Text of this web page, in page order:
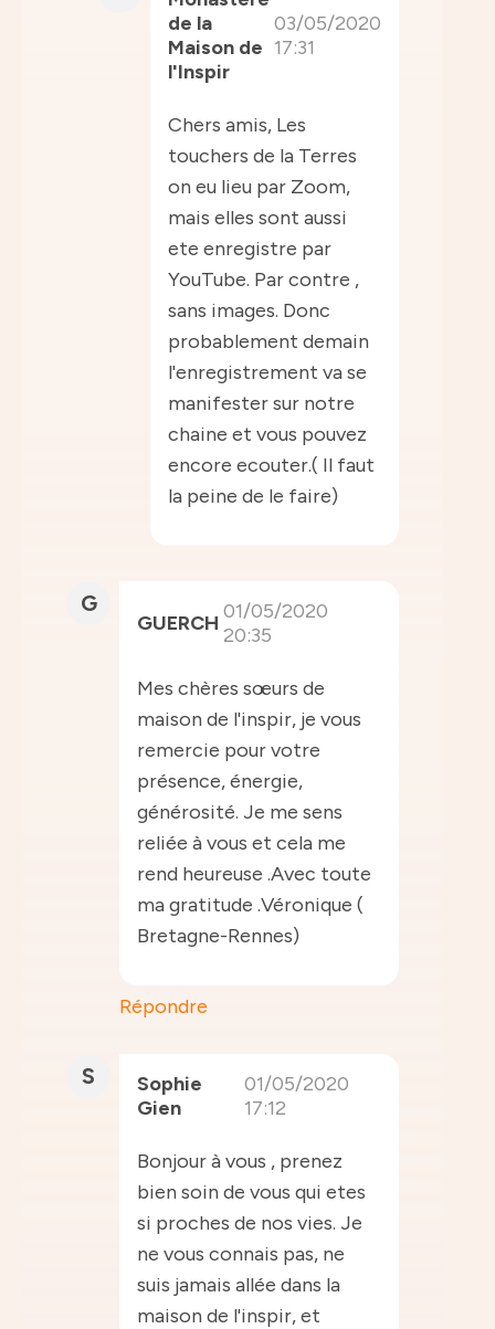
de la
Maison de
l'Inspir
03/05/2020
17:31
Chers amis, Les
touchers de la Terres
on eu lieu par Zoom,
mais elles sont aussi
ete enregistre par
YouTube. Par contre ,
sans images. Donc
probablement demain
l'enregistrement va se
manifester sur notre
chaine et vous pouvez
encore ecouter.( Il faut
la peine de le faire)
G
GUERCH 01/05/2020
20:35
Mes chères sœurs de
maison de l'inspir, je vous
remercie pour votre
présence, énergie,
générosité. Je me sens
reliée à vous et cela me
rend heureuse .Avec toute
ma gratitude .Véronique (
Bretagne-Rennes)
Répondre
S
Sophie
Gien
01/05/2020
17:12
Bonjour à vous , prenez
bien soin de vous qui etes
si proches de nos vies. Je
ne vous connais pas, ne
suis jamais allée dans la
maison de l'inspir, et